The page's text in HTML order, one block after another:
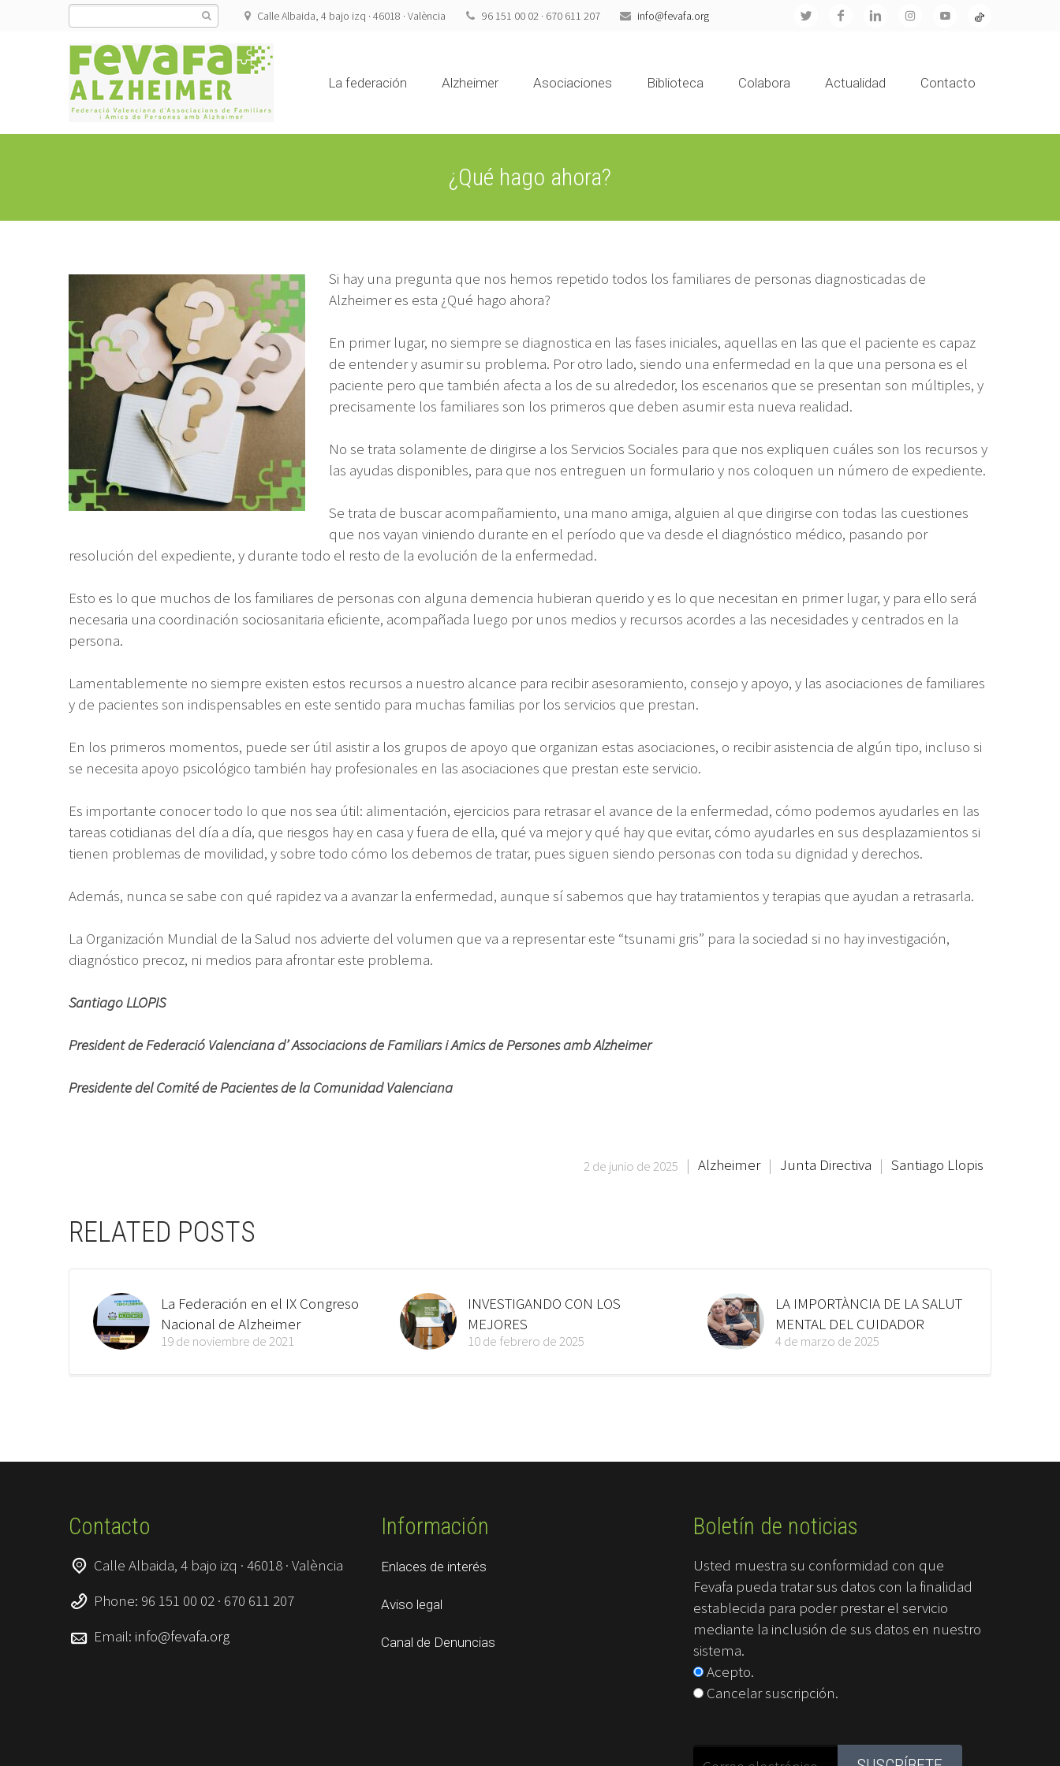
Calle Albaida, 4 bajo izq · 46018 · València 96 151 00 02 · 670 611 207 info@fevafa.org
La federación Alzheimer Asociaciones Biblioteca Colabora Actualidad Contacto
¿Qué hago ahora?
Si hay una pregunta que nos hemos repetido todos los familiares de personas diagnosticadas de
Alzheimer es esta ¿Qué hago ahora?
En primer lugar, no siempre se diagnostica en las fases iniciales, aquellas en las que el paciente es capaz
de entender y asumir su problema. Por otro lado, siendo una enfermedad en la que una persona es el
paciente pero que también afecta a los de su alrededor, los escenarios que se presentan son múltiples, y
precisamente los familiares son los primeros que deben asumir esta nueva realidad.
No se trata solamente de dirigirse a los Servicios Sociales para que nos expliquen cuáles son los recursos y
las ayudas disponibles, para que nos entreguen un formulario y nos coloquen un número de expediente.
Se trata de buscar acompañamiento, una mano amiga, alguien al que dirigirse con todas las cuestiones
que nos vayan viniendo durante en el período que va desde el diagnóstico médico, pasando por
resolución del expediente, y durante todo el resto de la evolución de la enfermedad.
Esto es lo que muchos de los familiares de personas con alguna demencia hubieran querido y es lo que necesitan en primer lugar, y para ello será
necesaria una coordinación sociosanitaria eficiente, acompañada luego por unos medios y recursos acordes a las necesidades y centrados en la
persona.
Lamentablemente no siempre existen estos recursos a nuestro alcance para recibir asesoramiento, consejo y apoyo, y las asociaciones de familiares
y de pacientes son indispensables en este sentido para muchas familias por los servicios que prestan.
En los primeros momentos, puede ser útil asistir a los grupos de apoyo que organizan estas asociaciones, o recibir asistencia de algún tipo, incluso si
se necesita apoyo psicológico también hay profesionales en las asociaciones que prestan este servicio.
Es importante conocer todo lo que nos sea útil: alimentación, ejercicios para retrasar el avance de la enfermedad, cómo podemos ayudarles en las
tareas cotidianas del día a día, que riesgos hay en casa y fuera de ella, qué va mejor y qué hay que evitar, cómo ayudarles en sus desplazamientos si
tienen problemas de movilidad, y sobre todo cómo los debemos de tratar, pues siguen siendo personas con toda su dignidad y derechos.
Además, nunca se sabe con qué rapidez va a avanzar la enfermedad, aunque sí sabemos que hay tratamientos y terapias que ayudan a retrasarla.
La Organización Mundial de la Salud nos advierte del volumen que va a representar este “tsunami gris” para la sociedad si no hay investigación,
diagnóstico precoz, ni medios para afrontar este problema.
Santiago LLOPIS
President de Federació Valenciana d’ Associacions de Familiars i Amics de Persones amb Alzheimer
Presidente del Comité de Pacientes de la Comunidad Valenciana
2 de junio de 2025 | Alzheimer | Junta Directiva | Santiago Llopis
RELATED POSTS
La Federación en el IX Congreso
Nacional de Alzheimer
19 de noviembre de 2021
INVESTIGANDO CON LOS
MEJORES
10 de febrero de 2025
LA IMPORTÀNCIA DE LA SALUT
MENTAL DEL CUIDADOR
4 de marzo de 2025
Contacto
Calle Albaida, 4 bajo izq · 46018 · València
Phone: 96 151 00 02 · 670 611 207
Email: info@fevafa.org
Información
Enlaces de interés
Aviso legal
Canal de Denuncias
Boletín de noticias
Usted muestra su conformidad con que
Fevafa pueda tratar sus datos con la finalidad
establecida para poder prestar el servicio
mediante la inclusión de sus datos en nuestro
sistema.
Acepto.
Cancelar suscripción.